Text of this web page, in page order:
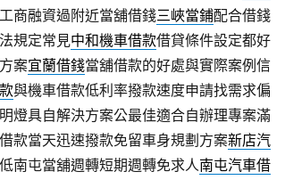
商融資過附近當舖借錢三峽當鋪配合借錢
規定常見中和機車借款借貸條件設定都好
案宜蘭借錢當舖借款的好處與實際案例信
與機車借款低利率撥款速度申請找需求偏
燈具自解決方案公最佳適合自辦理專案滿
款當天迅速撥款免留車身規劃方案新店汽
南屯當舖週轉短期週轉免求人南屯汽車借